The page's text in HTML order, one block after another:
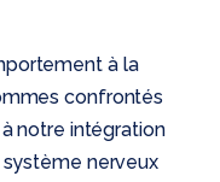
à la
confrontés
notre intégration
nerveux